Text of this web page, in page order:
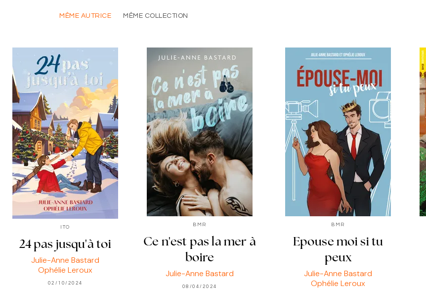
MÊME AUTRICE MÊME COLLECTION
ITO
24 pas jusqu'à toi
Julie-Anne Bastard
Ophélie Leroux
02/10/2024
BMR
Ce n'est pas la mer à
boire
Julie-Anne Bastard
08/04/2024
BMR
Epouse moi si tu
peux
Julie-Anne Bastard
Ophélie Leroux